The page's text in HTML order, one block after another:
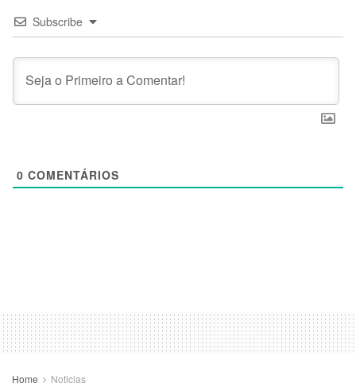
Subscribe
0 COMENTÁRIOS
Home Noticias